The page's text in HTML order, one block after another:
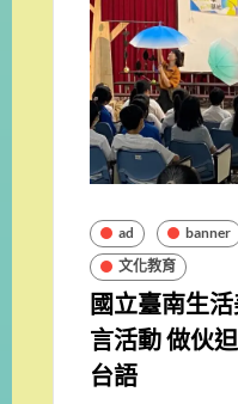
ad banner
文化教育
國立臺南生
言活動 做伙
台語